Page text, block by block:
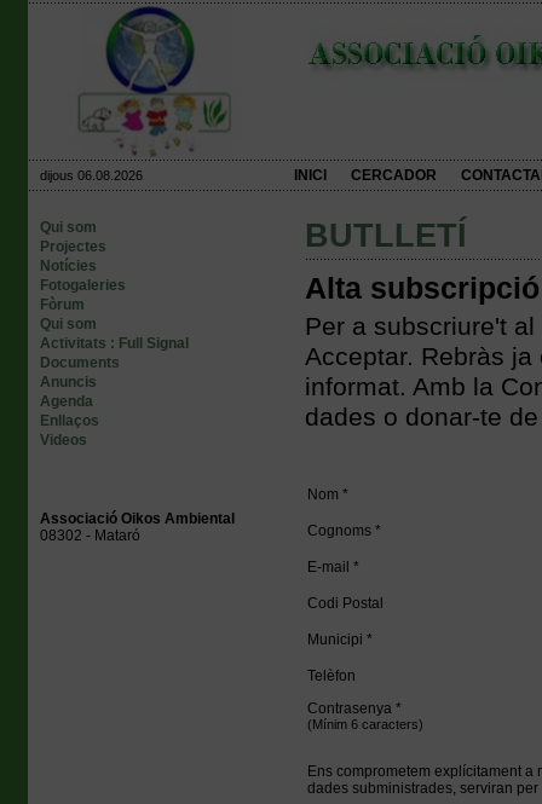
dijous 06.08.2026 INICI CERCADOR
Qui som
Projectes
Notícies
Fotogaleries
Fòrum
Qui som
Activitats : Full Signal
Documents
Anuncis
Agenda
Enllaços
Videos
Associació Oikos Ambiental
08302 - Mataró
BUTLLETÍ
Alta subscripció
Per a subscriure't
Acceptar. Rebràs
informat. Amb la
dades o donar-te
Nom *
Cognoms *
E-mail *
Codi Postal
Municipi *
Telèfon
Contrasenya *
(Mínim 6 caracters)
Ens comprometem explícitament
dades subministrades, serviran